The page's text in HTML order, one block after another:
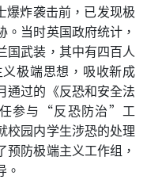
爆炸袭击前，已发现极
当时英国政府统计，
国武装，其中有四百人
极端思想，吸收新成
通过的《反恐和安全法
参与“反恐防治”工
校园内学生涉恐的处理
防极端主义工作组，
。